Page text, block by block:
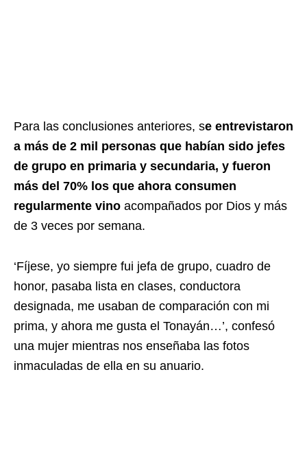
Para las conclusiones anteriores, se entrevistaron
a más de 2 mil personas que habían sido jefes
de grupo en primaria y secundaria, y fueron
más del 70% los que ahora consumen
regularmente vino acompañados por Dios y más
de 3 veces por semana.
‘Fíjese, yo siempre fui jefa de grupo, cuadro de
honor, pasaba lista en clases, conductora
designada, me usaban de comparación con mi
prima, y ahora me gusta el Tonayán…’, confesó
una mujer mientras nos enseñaba las fotos
inmaculadas de ella en su anuario.